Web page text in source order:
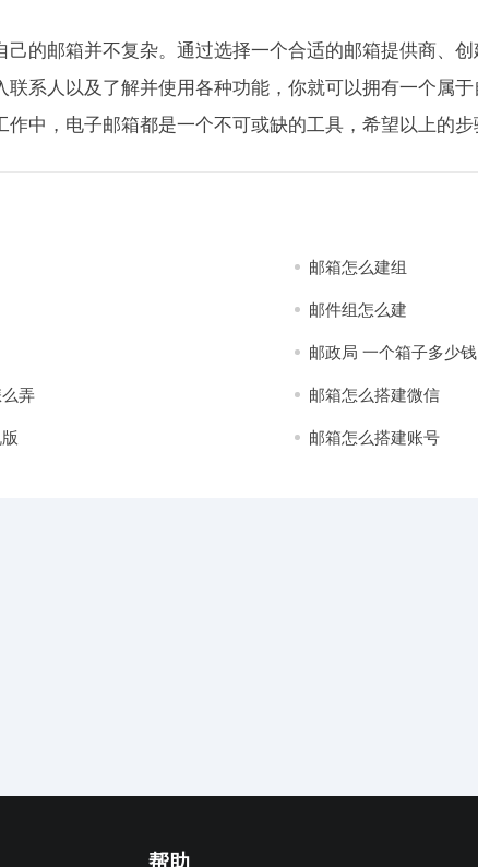
己的邮箱并不复杂。通过选择一个合适的邮箱提供商、创
联系人以及了解并使用各种功能，你就可以拥有一个属
作中，电子邮箱都是一个不可或缺的工具，希望以上的步
邮箱怎么建组
邮件组怎么建
邮政局 一个箱子多少钱
弄 邮箱怎么搭建微信
邮箱怎么搭建账号
帮助